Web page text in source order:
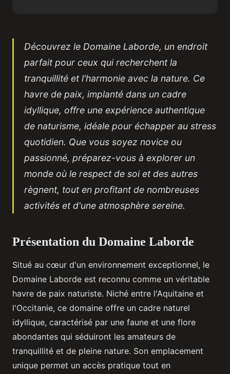
Découvrez le Domaine Laborde, un endroit
parfait pour ceux qui recherchent la
tranquillité et l'harmonie avec la nature. Ce
havre de paix, implanté dans un cadre
idyllique, offre une expérience authentique
de naturisme, idéale pour échapper au stress
quotidien. Que vous soyez novice ou
passionné, préparez-vous à explorer un
monde où le respect de soi et des autres
règnent, tout en profitant de nombreuses
activités et d'une atmosphère sereine.
Présentation du Domaine Laborde
Situé au cœur d'un environnement exceptionnel, le
Domaine Laborde est reconnu comme un véritable
havre de paix naturiste. Niché entre l'Aquitaine et
l'Occitanie, ce domaine offre un cadre naturel
idyllique, caractérisé par une faune et une flore
abondantes qui séduiront les amateurs de
tranquillité et de pleine nature. Son emplacement
unique permet un accès pratique tout en